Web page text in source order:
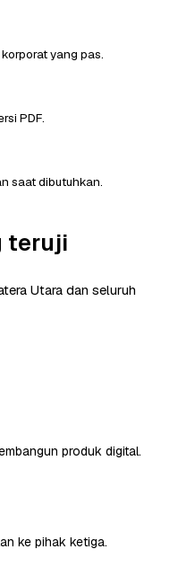
yang pas.
PDF.
saat dibutuhkan.
teruji
Utara dan seluruh
produk digital.
ke pihak ketiga.